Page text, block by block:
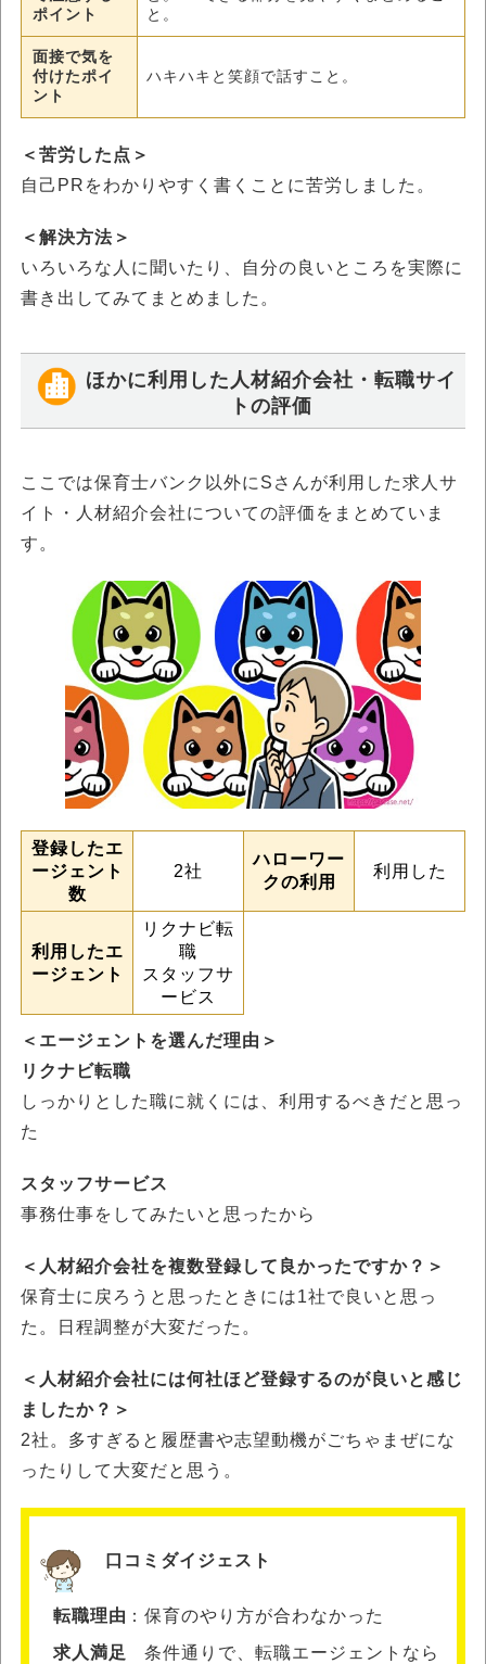
ポイント
と。
面接で気を
付けたポイ
ント
ハキハキと笑顔で話すこと。
＜苦労した点＞
自己PRをわかりやすく書くことに苦労しました。
＜解決方法＞
いろいろな人に聞いたり、自分の良いところを実際に
書き出してみてまとめました。
ほかに利用した人材紹介会社・転職サイ
トの評価
ここでは保育士バンク以外にSさんが利用した求人サ
イト・人材紹介会社についての評価をまとめていま
す。
登録したエ
ージェント
数
2社
ハローワー
クの利用
利用した
利用したエ
ージェント
リクナビ転
職
スタッフサ
ービス
＜エージェントを選んだ理由＞
リクナビ転職
しっかりとした職に就くには、利用するべきだと思っ
た
スタッフサービス
事務仕事をしてみたいと思ったから
＜人材紹介会社を複数登録して良かったですか？＞
保育士に戻ろうと思ったときには1社で良いと思っ
た。日程調整が大変だった。
＜人材紹介会社には何社ほど登録するのが良いと感じ
ましたか？＞
2社。多すぎると履歴書や志望動機がごちゃまぜにな
ったりして大変だと思う。
口コミダイジェスト
転職理由
保育のやり方が合わなかった
求人満足
条件通りで、転職エージェントなら